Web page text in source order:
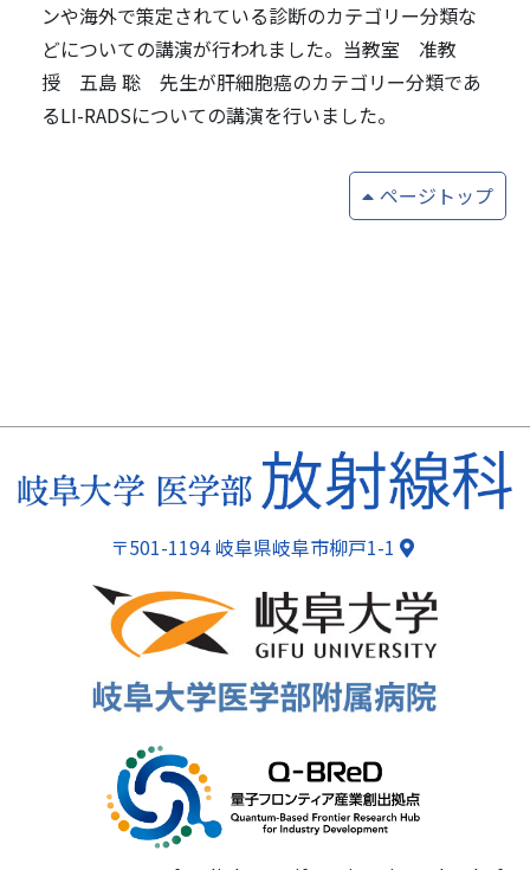
ンや海外で策定されている診断のカテゴリー分類な
どについての講演が行われました。当教室 准教
授 五島 聡 先生が肝細胞癌のカテゴリー分類であ
るLI-RADSについての講演を行いました。
ページトップ
〒501-1194 岐阜県岐阜市柳戸1-1